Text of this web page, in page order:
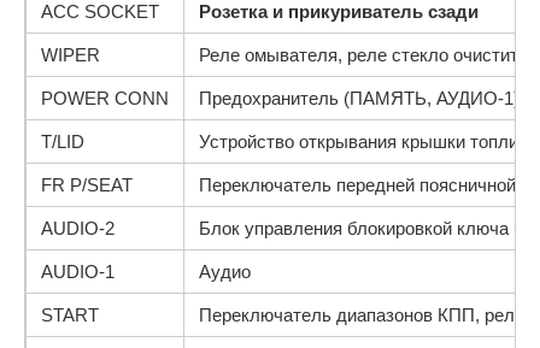
ACC SOCKET Розетка и прикуриватель сзади
WIPER Реле омывателя, реле стекло
POWER CONN Предохранитель (ПАМЯТЬ, АУДИО-1)
T/LID Устройство открывания крышки
FR P/SEAT Переключатель передней поясничной
AUDIO-2 Блок управления блокировкой ключа
AUDIO-1 Аудио
START Переключатель диапазонов КПП, реле